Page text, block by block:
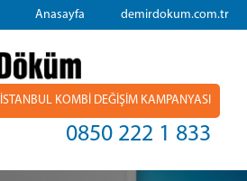
demirdokum.com.tr
Anasayfa
İSTANBUL KOMBİ DEĞİŞİM KAMPANYASI
0850 222 1 833